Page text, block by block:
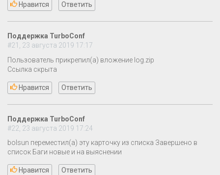
Нравится Ответить
Поддержка TurboConf
#21, 23 августа 2019 17:17
Пользователь прикрепил(а) вложение log.zip
Ссылка скрыта
Нравится Ответить
Поддержка TurboConf
#22, 23 августа 2019 17:24
bolsun переместил(а) эту карточку из списка Завершено в
список Баги новые и на выяснении
Нравится Ответить